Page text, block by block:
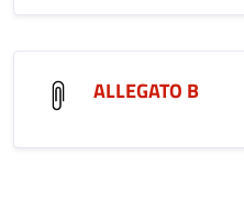
ALLEGATO B